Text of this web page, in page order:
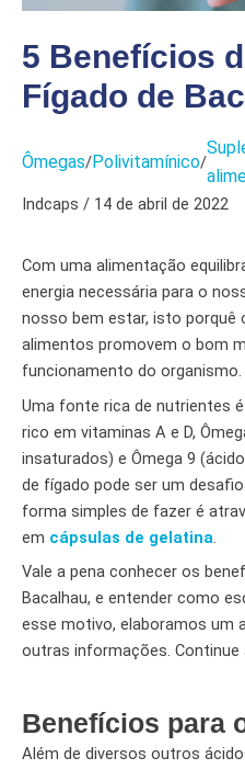
5 Benefícios
Fígado de
Ômegas/Polivitamínico/
Indcaps / 14 de abril de 2022
Com uma alimentação
energia necessária para o
nosso bem estar, isto porquê
alimentos promovem o bom
funcionamento do organismo.
Uma fonte rica de nutrientes
rico em vitaminas A e D,
insaturados) e Ômega 9
de fígado pode ser um
forma simples de fazer é
em cápsulas de gelatina
Vale a pena conhecer os
Bacalhau, e entender como
esse motivo, elaboramos um
outras informações. Continue
Benefícios para
Além de diversos outros